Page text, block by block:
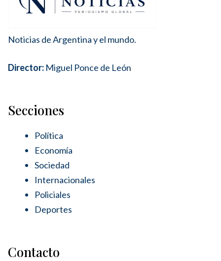
Noticias de Argentina y el mundo.
Director: Miguel Ponce de León
Secciones
Política
Economía
Sociedad
Internacionales
Policiales
Deportes
Contacto